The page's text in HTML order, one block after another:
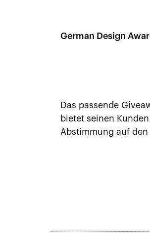
German Design
Das passende
bietet seinen
Abstimmung auf